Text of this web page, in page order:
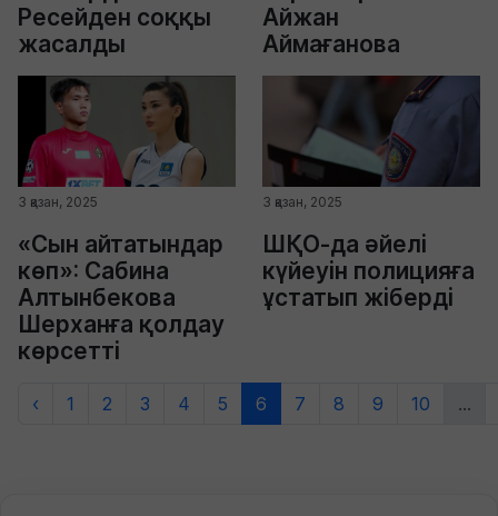
Ресейден соққы
жасалды
Айжан
Аймағанова
3 қазан, 2025
«Сын айтатындар
көп»: Сабина
Алтынбекова
Шерханға қолдау
көрсетті
3 қазан, 2025
ШҚО-да әйелі
күйеуін полицияға
ұстатып жіберді
‹ 1 2 3 4 5 6 7 8 9 10 ...